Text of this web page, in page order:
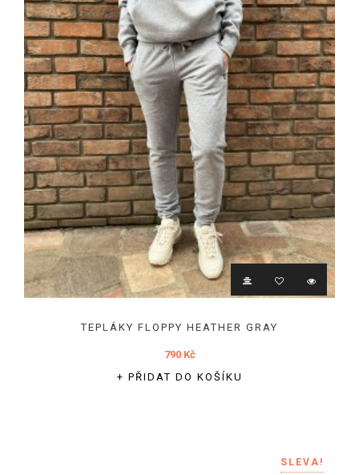
TEPLÁKY FLOPPY HEATHER GRAY
790 Kč
+ PŘIDAT DO KOŠÍKU
SLEVA!